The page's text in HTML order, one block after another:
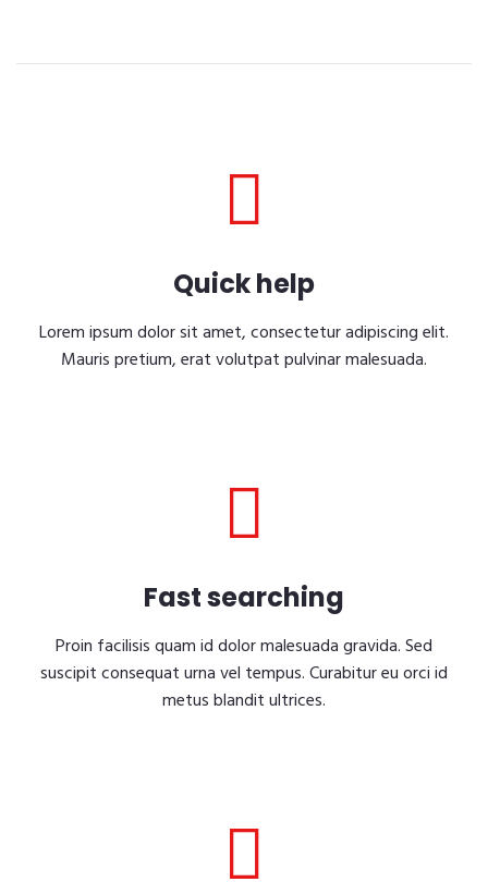
Quick help
Lorem ipsum dolor sit amet, consectetur adipiscing elit.
Mauris pretium, erat volutpat pulvinar malesuada.
Fast searching
Proin facilisis quam id dolor malesuada gravida. Sed
suscipit consequat urna vel tempus. Curabitur eu orci id
metus blandit ultrices.